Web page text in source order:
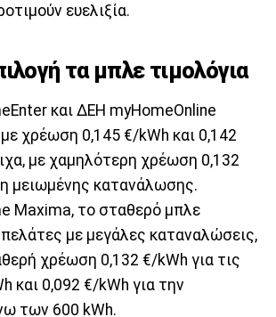
ευελιξία.
τα μπλε τιμολόγια
και ΔΕΗ myHomeOnline
χρέωση 0,145 €/kWh και 0,142
με χαμηλότερη χρέωση 0,132
μειωμένης κατανάλωσης.
Maxima, το σταθερό μπλε
με μεγάλες καταναλώσεις,
χρέωση 0,132 €/kWh για τις
και 0,092 €/kWh για την
των 600 kWh.